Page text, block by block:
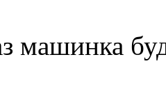
машинка